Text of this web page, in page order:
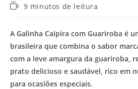
Tempo9 minutos de leitura
A Galinha Caipira com Guariroba é
brasileira que combina o sabor
com a leve amargura da guariroba,
prato delicioso e saudável, rico em
para ocasiões especiais.